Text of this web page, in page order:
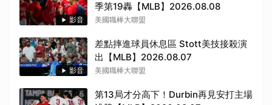
影音
季第19轟【MLB】2026.08.08
美國職棒大聯盟
影音
差點摔進球員休息區 Stott美技接殺演
出【MLB】2026.08.07
美國職棒大聯盟
第13局才分高下！Durbin再見安打主場